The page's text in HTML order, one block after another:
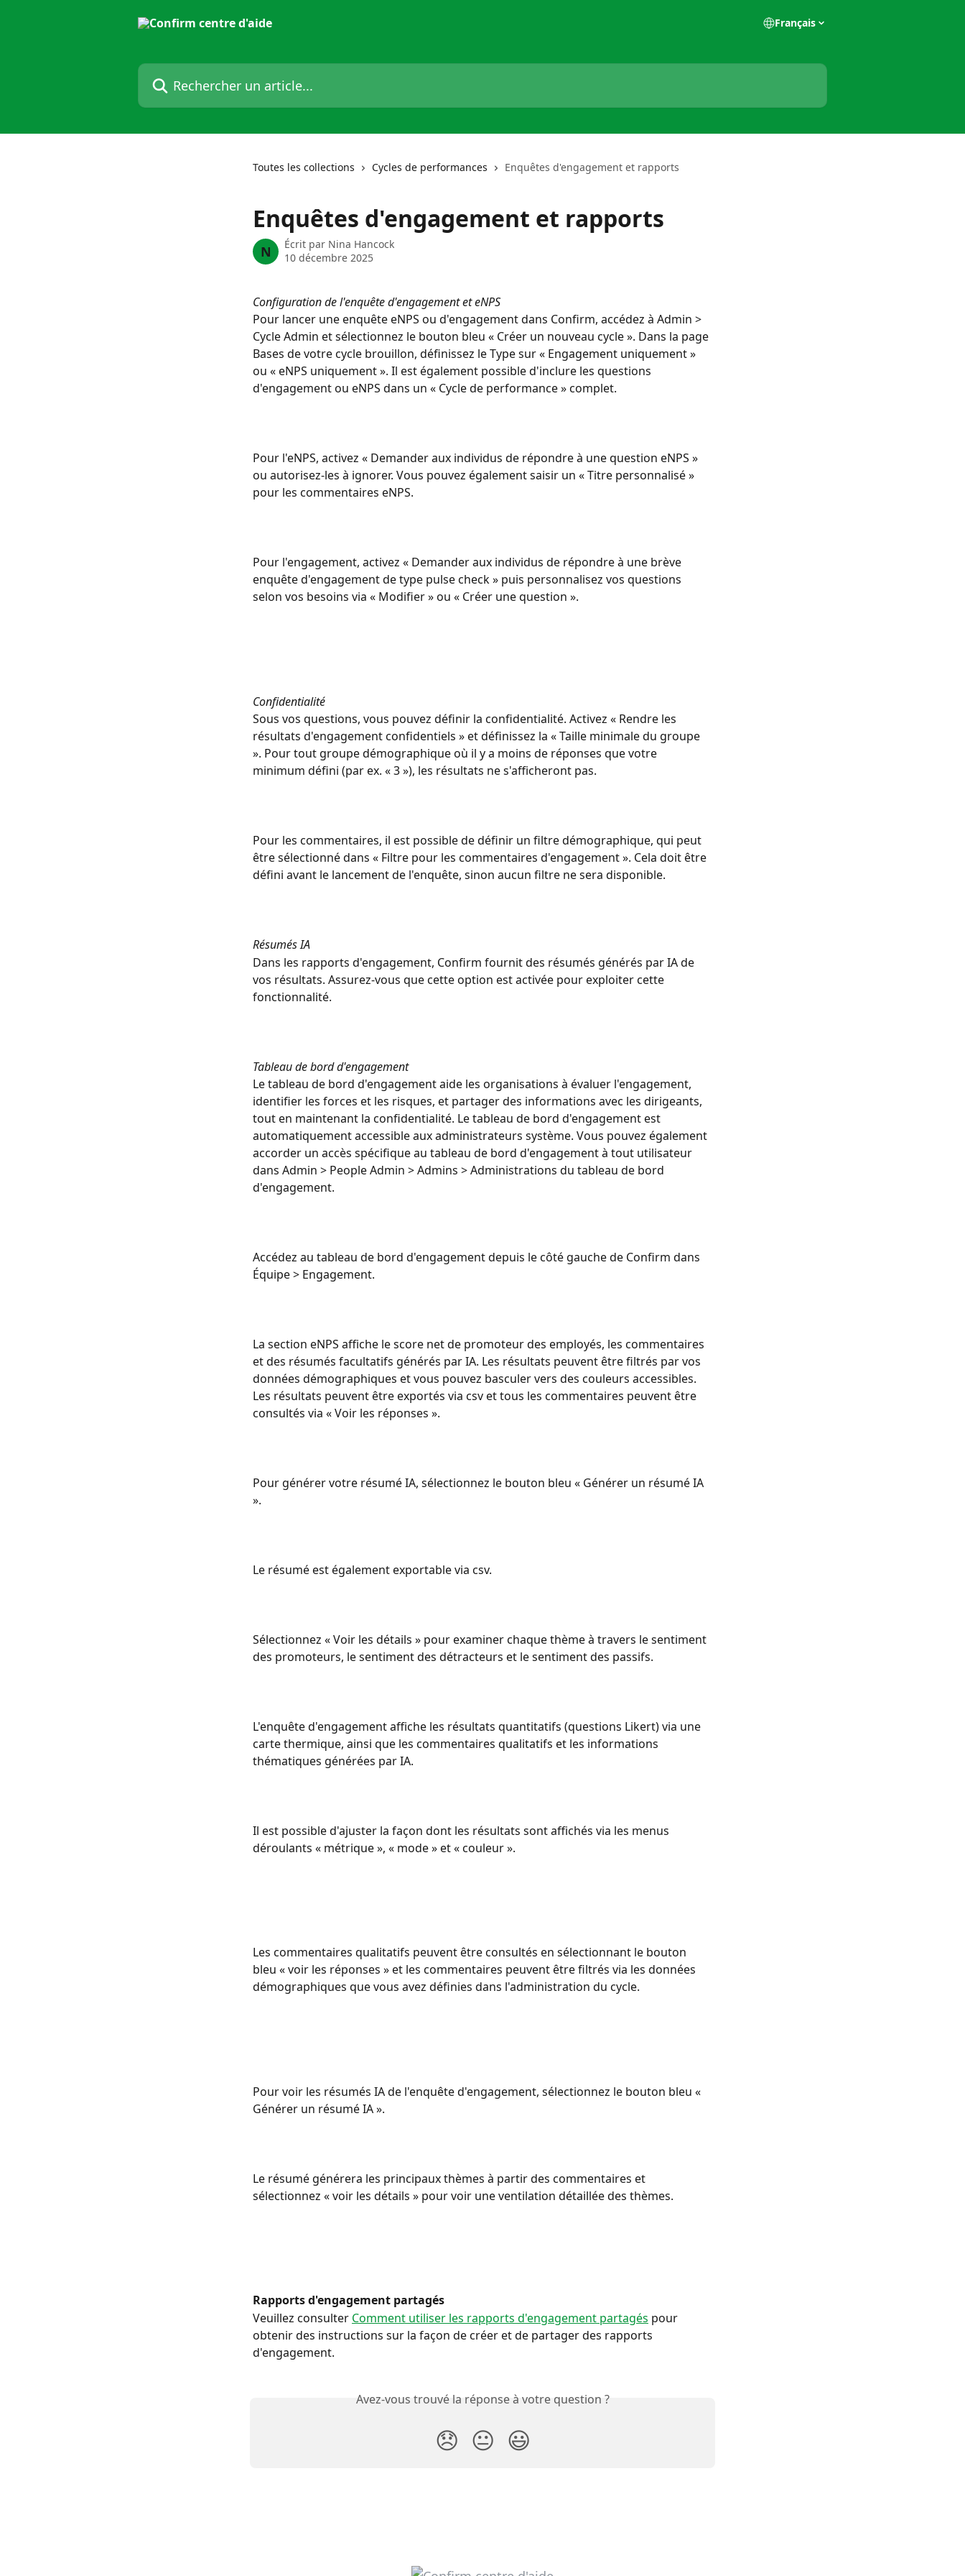
Français
Rechercher un article...
Toutes les collections Cycles de performances Enquêtes d'engagement et rapports
Enquêtes d'engagement et rapports
N Écrit par Nina Hancock
10 décembre 2025
Configuration de l'enquête d'engagement et eNPS
Pour lancer une enquête eNPS ou d'engagement dans Confirm, accédez à Admin >
Cycle Admin et sélectionnez le bouton bleu « Créer un nouveau cycle ». Dans la page
Bases de votre cycle brouillon, définissez le Type sur « Engagement uniquement »
ou « eNPS uniquement ». Il est également possible d'inclure les questions
d'engagement ou eNPS dans un « Cycle de performance » complet.
Pour l'eNPS, activez « Demander aux individus de répondre à une question eNPS »
ou autorisez-les à ignorer. Vous pouvez également saisir un « Titre personnalisé »
pour les commentaires eNPS.
Pour l'engagement, activez « Demander aux individus de répondre à une brève
enquête d'engagement de type pulse check » puis personnalisez vos questions
selon vos besoins via « Modifier » ou « Créer une question ».
Confidentialité
Sous vos questions, vous pouvez définir la confidentialité. Activez « Rendre les
résultats d'engagement confidentiels » et définissez la « Taille minimale du groupe
». Pour tout groupe démographique où il y a moins de réponses que votre
minimum défini (par ex. « 3 »), les résultats ne s'afficheront pas.
Pour les commentaires, il est possible de définir un filtre démographique, qui peut
être sélectionné dans « Filtre pour les commentaires d'engagement ». Cela doit être
défini avant le lancement de l'enquête, sinon aucun filtre ne sera disponible.
Résumés IA
Dans les rapports d'engagement, Confirm fournit des résumés générés par IA de
vos résultats. Assurez-vous que cette option est activée pour exploiter cette
fonctionnalité.
Tableau de bord d'engagement
Le tableau de bord d'engagement aide les organisations à évaluer l'engagement,
identifier les forces et les risques, et partager des informations avec les dirigeants,
tout en maintenant la confidentialité. Le tableau de bord d'engagement est
automatiquement accessible aux administrateurs système. Vous pouvez également
accorder un accès spécifique au tableau de bord d'engagement à tout utilisateur
dans Admin > People Admin > Admins > Administrations du tableau de bord
d'engagement.
Accédez au tableau de bord d'engagement depuis le côté gauche de Confirm dans
Équipe > Engagement.
La section eNPS affiche le score net de promoteur des employés, les commentaires
et des résumés facultatifs générés par IA. Les résultats peuvent être filtrés par vos
données démographiques et vous pouvez basculer vers des couleurs accessibles.
Les résultats peuvent être exportés via csv et tous les commentaires peuvent être
consultés via « Voir les réponses ».
Pour générer votre résumé IA, sélectionnez le bouton bleu « Générer un résumé IA
».
Le résumé est également exportable via csv.
Sélectionnez « Voir les détails » pour examiner chaque thème à travers le sentiment
des promoteurs, le sentiment des détracteurs et le sentiment des passifs.
L'enquête d'engagement affiche les résultats quantitatifs (questions Likert) via une
carte thermique, ainsi que les commentaires qualitatifs et les informations
thématiques générées par IA.
Il est possible d'ajuster la façon dont les résultats sont affichés via les menus
déroulants « métrique », « mode » et « couleur ».
Les commentaires qualitatifs peuvent être consultés en sélectionnant le bouton
bleu « voir les réponses » et les commentaires peuvent être filtrés via les données
démographiques que vous avez définies dans l'administration du cycle.
Pour voir les résumés IA de l'enquête d'engagement, sélectionnez le bouton bleu «
Générer un résumé IA ».
Le résumé générera les principaux thèmes à partir des commentaires et
sélectionnez « voir les détails » pour voir une ventilation détaillée des thèmes.
Rapports d'engagement partagés
Veuillez consulter Comment utiliser les rapports d'engagement partagés pour
obtenir des instructions sur la façon de créer et de partager des rapports
d'engagement.
Avez-vous trouvé la réponse à votre question ?
😞 😐 😃